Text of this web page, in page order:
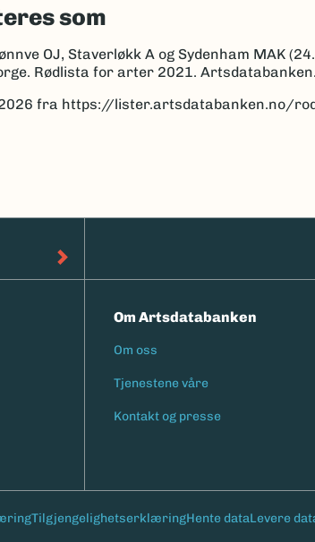
som
OJ, Staverløkk A og Sydenham MAK
Rødlista for arter 2021. Artsdatabanken.
fra https://lister.artsdatabanken.no/
Om Artsdatabanken
Footermeny
Om oss
Tjenestene våre
Kontakt og presse
TilgjengelighetserklæringHente dataLevere